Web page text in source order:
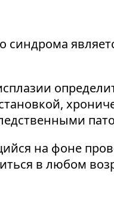
на фоне
в любом